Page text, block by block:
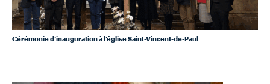
Cérémonie d’inauguration à l’église Saint-Vincent-de-Paul